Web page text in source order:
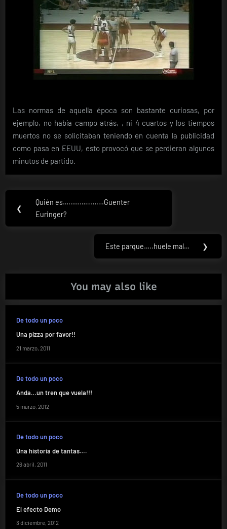
Las normas de aquella época son bastante curiosas, por
ejemplo, no había campo atrás, , ni 4 cuartos y los tiempos
muertos no se solicitaban teniendo en cuenta la publicidad
como pasa en EEUU, esto provocó que se perdieran algunos
minutos de partido.
Navegación
de
❮
Previous
Post:
Quién es………………….Guenter
Euringer?
Next
Este parque…..huele mal… ❯
You may also like
De todo un poco
Una pizza por favor!!
21 marzo, 2011
De todo un poco
Anda…un tren que vuela!!!
5 marzo, 2012
De todo un poco
Una historia de tantas….
26 abril, 2011
De todo un poco
El efecto Demo
3 diciembre, 2012